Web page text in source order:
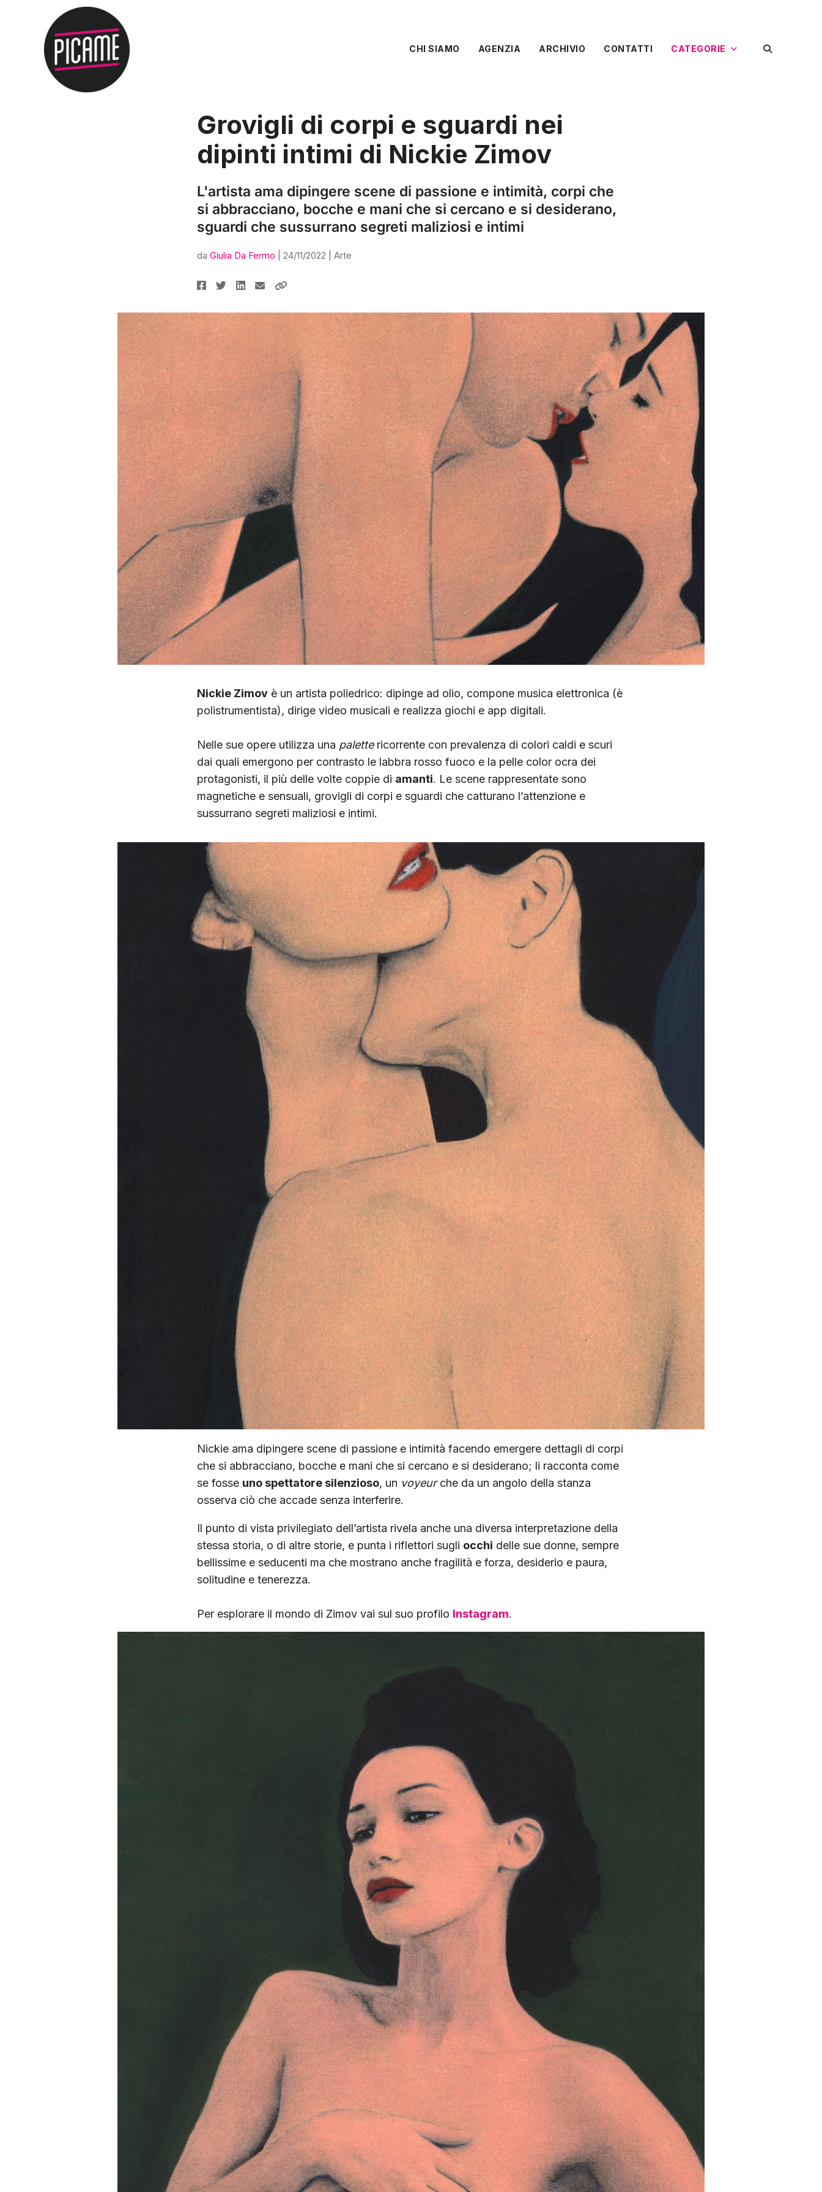
CHI SIAMO AGENZIA ARCHIVIO CONTATTI CATEGORIE
Grovigli di corpi e sguardi nei
dipinti intimi di Nickie Zimov
L'artista ama dipingere scene di passione e intimità, corpi che
si abbracciano, bocche e mani che si cercano e si desiderano,
sguardi che sussurrano segreti maliziosi e intimi
da Giulia Da Fermo 24/11/2022 Arte
Nickie Zimov è un artista poliedrico: dipinge ad olio, compone musica elettronica (è
polistrumentista), dirige video musicali e realizza giochi e app digitali.
Nelle sue opere utilizza una palettericorrente con prevalenza di colori caldi e scuri
dai quali emergono per contrasto le labbra rosso fuoco e la pelle color ocra dei
protagonisti, il più delle volte coppie di amanti. Le scene rappresentate sono
magnetiche e sensuali, grovigli di corpi e sguardi che catturano l’attenzione e
sussurrano segreti maliziosi e intimi.
Nickie ama dipingere scene di passione e intimità facendo emergere dettagli di corpi
che si abbracciano, bocche e mani che si cercano e si desiderano; li racconta come
se fosse uno spettatore silenzioso, un voyeurche da un angolo della stanza
osserva ciò che accade senza interferire.
Il punto di vista privilegiato dell’artista rivela anche una diversa interpretazione della
stessa storia, o di altre storie, e punta i riflettori sugli occhi delle sue donne, sempre
bellissime e seducenti ma che mostrano anche fragilità e forza, desiderio e paura,
solitudine e tenerezza.
Per esplorare il mondo di Zimov vai sul suo profilo Instagram.